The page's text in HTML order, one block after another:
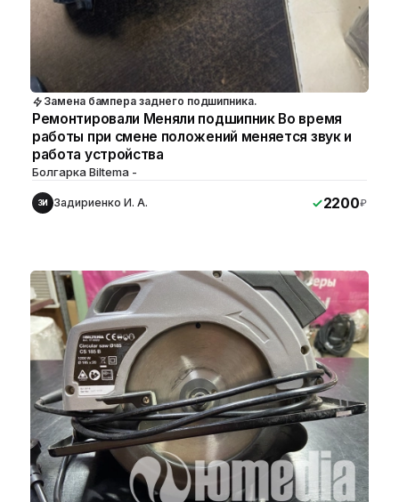
Замена бампера заднего подшипника.
Ремонтировали Меняли подшипник Во время
работы при смене положений меняется звук и
работа устройства
Болгарка Biltema -
ЗИ Задириенко И. А. 2200₽